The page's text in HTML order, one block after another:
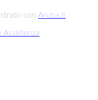
con Aruba.it
Assistenza